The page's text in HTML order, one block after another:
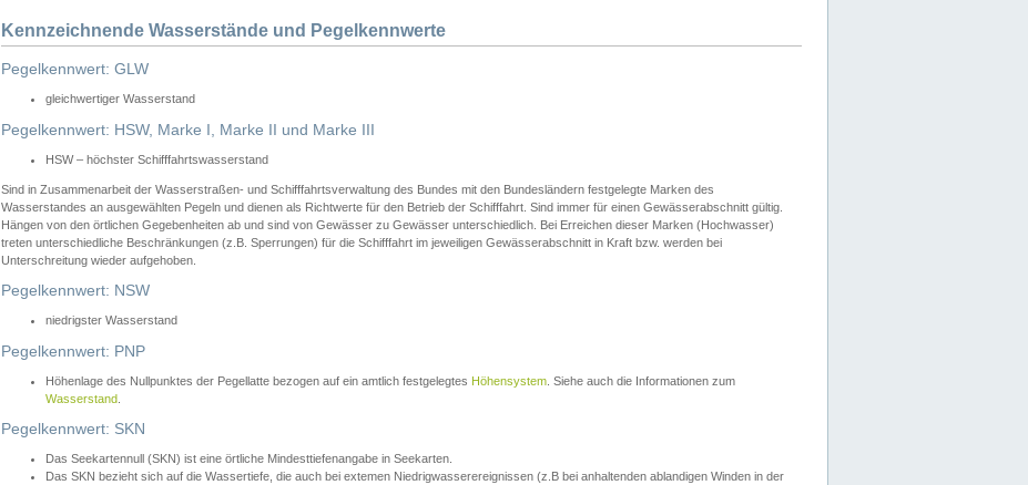
Kennzeichnende Wasserstände und Pegelkennwerte
Pegelkennwert: GLW
gleichwertiger Wasserstand
Pegelkennwert: HSW, Marke I, Marke II und Marke III
HSW – höchster Schifffahrtswasserstand
Sind in Zusammenarbeit der Wasserstraßen- und Schifffahrtsverwaltung des Bundes mit den Bundesländern festgelegte Marken des
Wasserstandes an ausgewählten Pegeln und dienen als Richtwerte für den Betrieb der Schifffahrt. Sind immer für einen Gewässerabschnitt gültig.
Hängen von den örtlichen Gegebenheiten ab und sind von Gewässer zu Gewässer unterschiedlich. Bei Erreichen dieser Marken (Hochwasser)
treten unterschiedliche Beschränkungen (z.B. Sperrungen) für die Schifffahrt im jeweiligen Gewässerabschnitt in Kraft bzw. werden bei
Unterschreitung wieder aufgehoben.
Pegelkennwert: NSW
niedrigster Wasserstand
Pegelkennwert: PNP
Höhenlage des Nullpunktes der Pegellatte bezogen auf ein amtlich festgelegtes Höhensystem . Siehe auch die Informationen zum
Wasserstand
Pegelkennwert: SKN
Das Seekartennull (SKN) ist eine örtliche Mindesttiefenangabe in Seekarten.
Das SKN bezieht sich auf die Wassertiefe, die auch bei extemen Niedrigwasserereignissen (z.B bei anhaltenden ablandigen Winden in der